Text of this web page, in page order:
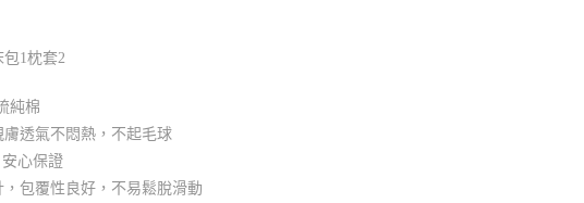
1枕套2
純棉
透氣不悶熱，不起毛球
心保證
包覆性良好，不易鬆脫滑動